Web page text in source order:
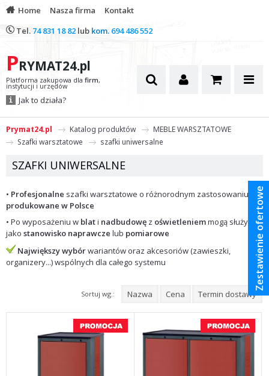
Zestawienie ofertowe
Home Nasza firma
Kontakt
Tel. 74 831 18 82 lub kom. 694 486 552
PRYMAT24.pl
Platforma zakupowa dla firm,
instytucji i urzędów
Jak to działa?
Prymat24.pl Katalog produktów
MEBLE WARSZTATOWE
Szafki warsztatowe
szafki uniwersalne
SZAFKI UNIWERSALNE
• Profesjonalne szafki warsztatowe o różnorodnym zastosowaniu,
produkowane w Polsce
• Po wyposażeniu w blati nadbudowę z oświetleniemmogą służyć
jako stanowisko naprawcze lub pomiarowe
Największy wybórwariantów oraz akcesoriów (zawieszki,
organizery...) wspólnych dla całego systemu
Sortuj wg.: Nazwa Cena Termin dostawy